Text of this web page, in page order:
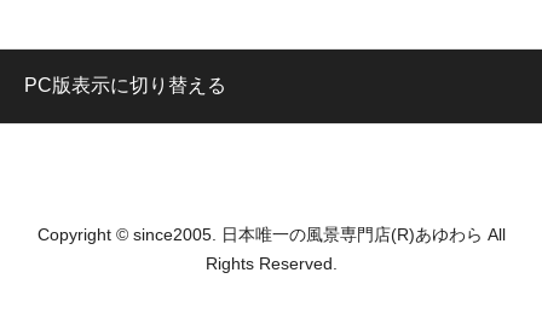
PC版表示に切り替える
Copyright © since2005. 日本唯一の風景専門店(R)あゆわら All
Rights Reserved.